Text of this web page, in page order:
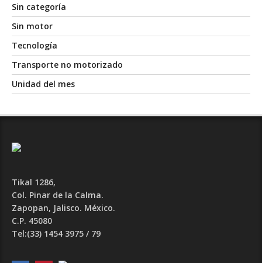
Sin categoría
Sin motor
Tecnología
Transporte no motorizado
Unidad del mes
Tikal 1286,
Col. Pinar de la Calma.​
Zapopan, Jalisco. México.
C.P. 45080​
Tel:(33) 1454 3975 / 79